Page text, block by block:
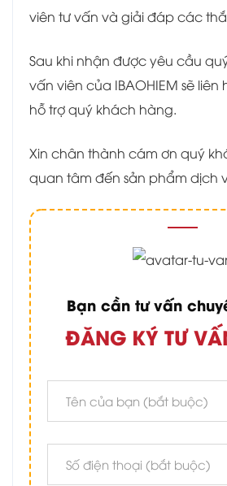
viên tư vấn và giải đáp các
Sau khi nhận được yêu cầu
vấn viên của IBAOHIEM sẽ liên
hỗ trợ quý khách hàng.
Xin chân thành cám ơn quý
quan tâm đến sản phẩm dịch
Bạn cần tư vấn
ĐĂNG KÝ TƯ